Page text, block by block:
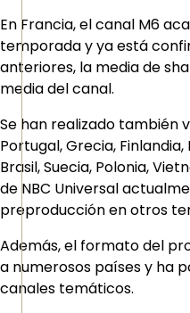
En Francia, el canal M6
temporada y ya está
anteriores, la media de
media del canal.
Se han realizado también
Portugal, Grecia,
Brasil, Suecia, Polonia,
de NBC Universal
preproducción en otros
Además, el formato del
a numerosos países y ha
canales temáticos.